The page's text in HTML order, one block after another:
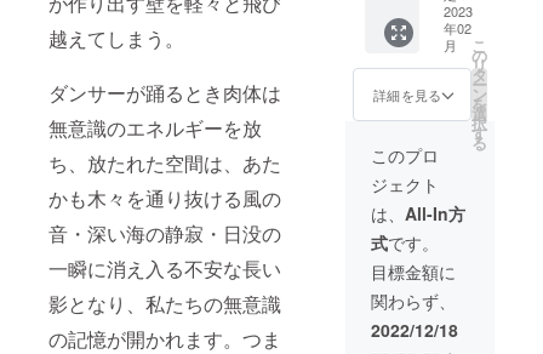
越えてしまう。
ダンサーが踊るとき肉体は
無意識のエネルギーを放
ち、放たれた空間は、あた
かも木々を通り抜ける風の
音・深い海の静寂・日没の
一瞬に消え入る不安な長い
影となり、私たちの無意識
の記憶が開かれます。つま
京都国
際舞踏
祭2022
のダイ
ジェス
ト版ビ
デオの
DVD一
枚４０
分程度
（2023
年１月
末仕上
がりを
予定）
さらに
特定希
望公演
ルにて
予約受
付を確
認させ
ていた
だきま
す） 舞
踏祭特
製Tシャ
ツ３枚
（M,Lか
らサイ
ズをお
選びく
ださ
い）ド
リンク
チケッ
2023
年02
月
詳細を見る
こ
の
リ
タ
ー
ン
を
選
択
す
る
このプロ
ジェクト
は、 All-In方
式です。
目標金額に
関わらず、
2022/12/18